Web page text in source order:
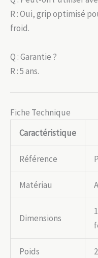
R : Oui, grip optimisé
froid.
Q : Garantie ?
R : 5 ans.
Fiche Technique
Caractéristique
Référence
Matériau
Dimensions
Poids